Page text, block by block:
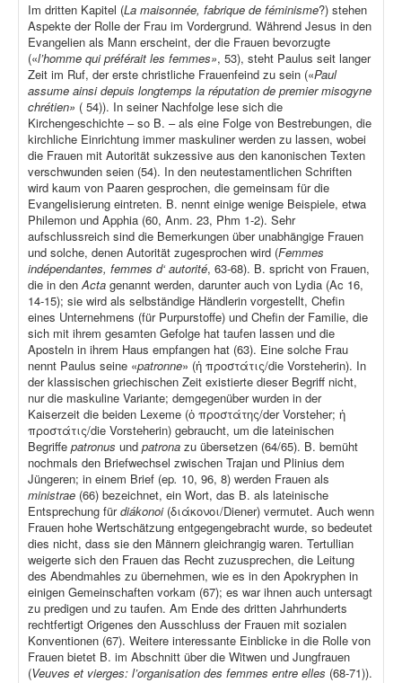
Im dritten Kapitel (La maisonnée, fabrique de féminisme?) stehen
Aspekte der Rolle der Frau im Vordergrund. Während Jesus in den
Evangelien als Mann erscheint, der die Frauen bevorzugte
(«l’homme qui préférait les femmes», 53), steht Paulus seit langer
Zeit im Ruf, der erste christliche Frauenfeind zu sein («Paul
assume ainsi depuis longtemps la réputation de premier misogyne
chrétien» ( 54)). In seiner Nachfolge lese sich die
Kirchengeschichte – so B. – als eine Folge von Bestrebungen, die
kirchliche Einrichtung immer maskuliner werden zu lassen, wobei
die Frauen mit Autorität sukzessive aus den kanonischen Texten
verschwunden seien (54). In den neutestamentlichen Schriften
wird kaum von Paaren gesprochen, die gemeinsam für die
Evangelisierung eintreten. B. nennt einige wenige Beispiele, etwa
Philemon und Apphia (60, Anm. 23, Phm 1-2). Sehr
aufschlussreich sind die Bemerkungen über unabhängige Frauen
und solche, denen Autorität zugesprochen wird (Femmes
indépendantes, femmes d‘ autorité, 63-68). B. spricht von Frauen,
die in denActa genannt werden, darunter auch von Lydia (Ac 16,
14-15); sie wird als selbständige Händlerin vorgestellt, Chefin
eines Unternehmens (für Purpurstoffe) und Chefin der Familie, die
sich mit ihrem gesamten Gefolge hat taufen lassen und die
Aposteln in ihrem Haus empfangen hat (63). Eine solche Frau
nennt Paulus seine «patronne» (ἡ προστάτις/die Vorsteherin). In
der klassischen griechischen Zeit existierte dieser Begriff nicht,
nur die maskuline Variante; demgegenüber wurden in der
Kaiserzeit die beiden Lexeme (ὁ προστάτης/der Vorsteher; ἡ
προστάτις/die Vorsteherin) gebraucht, um die lateinischen
Begriffe patronus und patrona zu übersetzen (64/65). B. bemüht
nochmals den Briefwechsel zwischen Trajan und Plinius dem
Jüngeren; in einem Brief (ep. 10, 96, 8) werden Frauen als
ministrae (66) bezeichnet, ein Wort, das B. als lateinische
Entsprechung fürdiákonoi (διάκονοι/Diener) vermutet. Auch wenn
Frauen hohe Wertschätzung entgegengebracht wurde, so bedeutet
dies nicht, dass sie den Männern gleichrangig waren. Tertullian
weigerte sich den Frauen das Recht zuzusprechen, die Leitung
des Abendmahles zu übernehmen, wie es in den Apokryphen in
einigen Gemeinschaften vorkam (67); es war ihnen auch untersagt
zu predigen und zu taufen. Am Ende des dritten Jahrhunderts
rechtfertigt Origenes den Ausschluss der Frauen mit sozialen
Konventionen (67). Weitere interessante Einblicke in die Rolle von
Frauen bietet B. im Abschnitt über die Witwen und Jungfrauen
(Veuves et vierges: l’organisation des femmes entre elles (68-71)).